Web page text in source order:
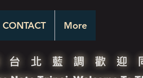
CONTACT More